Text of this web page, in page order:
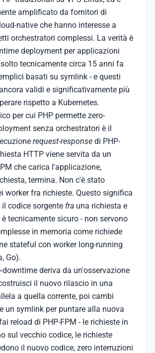
amplificato da fornitori di
native che hanno interesse a
orchestratori complessi. La verità è
deployment per applicazioni
tecnicamente circa 15 anni fa
basati su symlink - e questi
validi e significativamente più
rispetto a Kubernetes.
per cui PHP permette zero-
senza orchestratori è il
request-response di PHP-
HTTP viene servita da un
che carica l'applicazione,
termina. Non c'è stato
worker fra richieste. Questo significa
codice sorgente fra una richiesta e
tecnicamente sicuro - non servono
in memoria come richiede
stateful con worker long-running
Go).
downtime deriva da un'osservazione
il nuovo rilascio in una
a quella corrente, poi cambi
un symlink per puntare alla nuova
reload di PHP-FPM - le richieste in
sul vecchio codice, le richieste
il nuovo codice, zero interruzioni